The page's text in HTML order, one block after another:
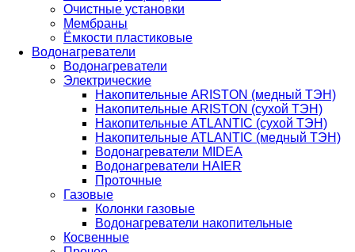
Очистные установки
Мембраны
Ёмкости пластиковые
Водонагреватели
Водонагреватели
Электрические
Накопительные ARISTON (медный ТЭН)
Накопительные ARISTON (сухой ТЭН)
Накопительные ATLANTIC (сухой ТЭН)
Накопительные ATLANTIC (медный ТЭН)
Водонагреватели MIDEA
Водонагреватели HAIER
Проточные
Газовые
Колонки газовые
Водонагреватели накопительные
Косвенные